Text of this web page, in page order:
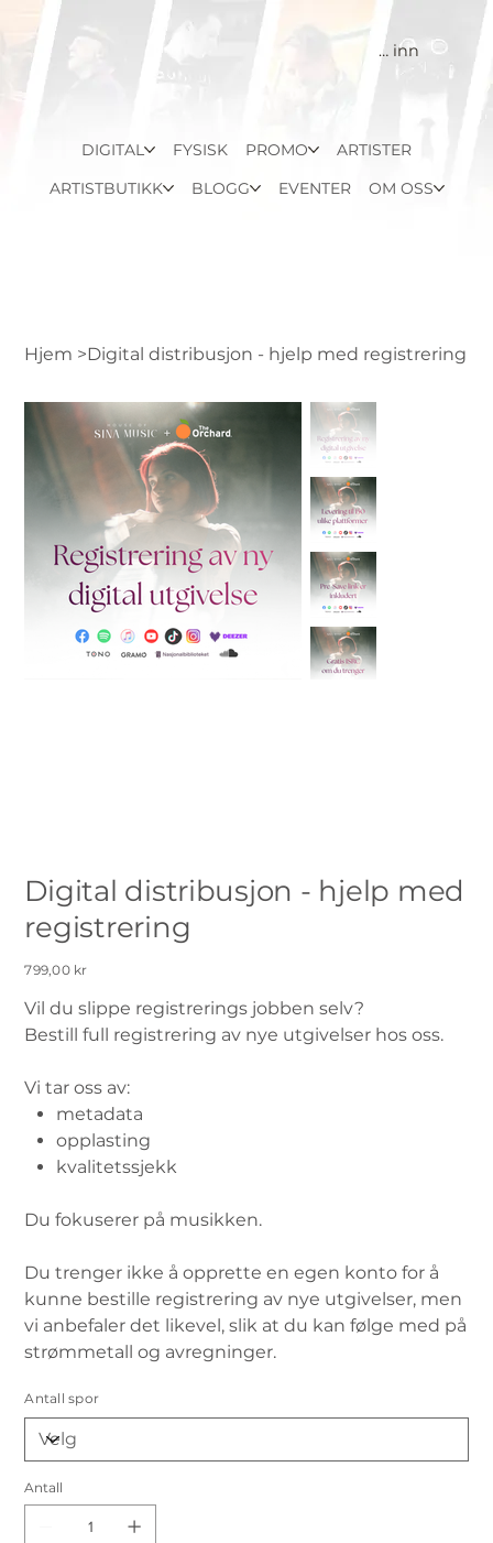
Logg inn
DIGITAL FYSISK PROMO
ARTISTER
ARTISTBUTIKK
BLOGG EVENTER OM OSS
Hjem >Digital distribusjon - hjelp med registrering
Digital distribusjon - hjelp med
registrering
Pris
799,00 kr
Vil du slippe registrerings jobben selv?
Bestill full registrering av nye utgivelser hos oss.
Vi tar oss av:
metadata
opplasting
kvalitetssjekk
Du fokuserer på musikken.
Du trenger ikke å opprette en egen konto for å
kunne bestille registrering av nye utgivelser, men
vi anbefaler det likevel, slik at du kan følge med på
strømmetall og avregninger.
Antall spor
Antall